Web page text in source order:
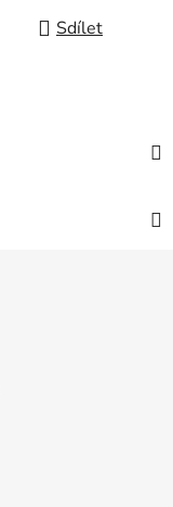
Sdílet